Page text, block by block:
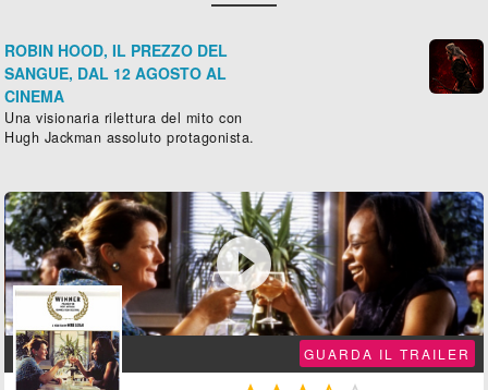
ROBIN HOOD, IL PREZZO DEL
SANGUE, DAL 12 AGOSTO AL
CINEMA
Una visionaria rilettura del mito con
Hugh Jackman assoluto protagonista.

GUARDA IL TRAILER